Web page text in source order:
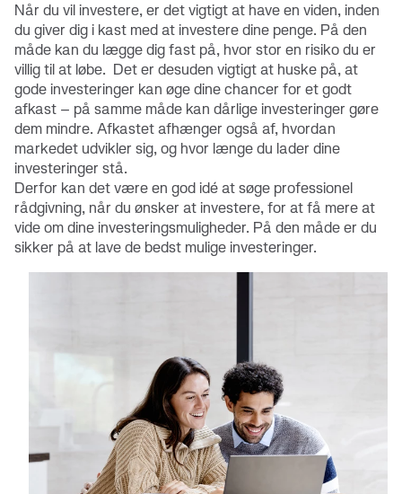
Når du vil investere, er det vigtigt at have en viden, inden
du giver dig i kast med at investere dine penge. På den
måde kan du lægge dig fast på, hvor stor en risiko du er
villig til at løbe. Det er desuden vigtigt at huske på, at
gode investeringer kan øge dine chancer for et godt
afkast – på samme måde kan dårlige investeringer gøre
dem mindre. Afkastet afhænger også af, hvordan
markedet udvikler sig, og hvor længe du lader dine
investeringer stå.
Derfor kan det være en god idé at søge professionel
rådgivning, når du ønsker at investere, for at få mere at
vide om dine investeringsmuligheder. På den måde er du
sikker på at lave de bedst mulige investeringer.